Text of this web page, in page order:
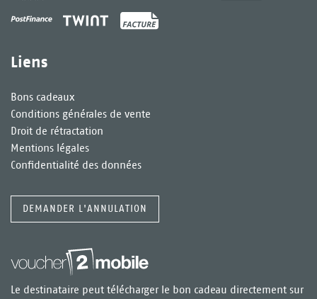
Liens
Bons cadeaux
Conditions générales de vente
Droit de rétractation
Mentions légales
Confidentialité des données
DEMANDER L'ANNULATION
Le destinataire peut télécharger le bon cadeau directement sur